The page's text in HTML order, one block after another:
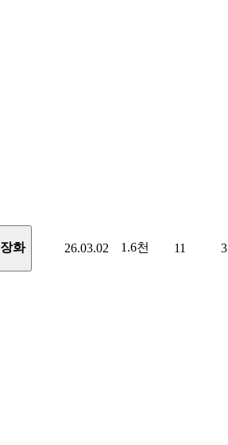
장화 26.03.02 1.6천 11 3